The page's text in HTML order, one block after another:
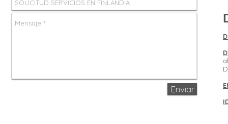
Enviar